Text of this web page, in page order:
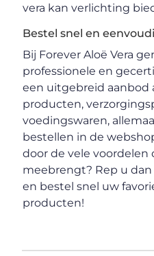
vera kan verlichting
Bestel snel en
Bij Forever Aloë Vera
professionele en
een uitgebreid aanbod
producten,
voedingswaren,
bestellen in de
door de vele voordelen
meebrengt? Rep u
en bestel snel uw
producten!